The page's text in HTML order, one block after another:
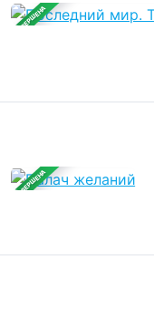
ЗАВЕРШЕНА
ЗАВЕРШЕНА